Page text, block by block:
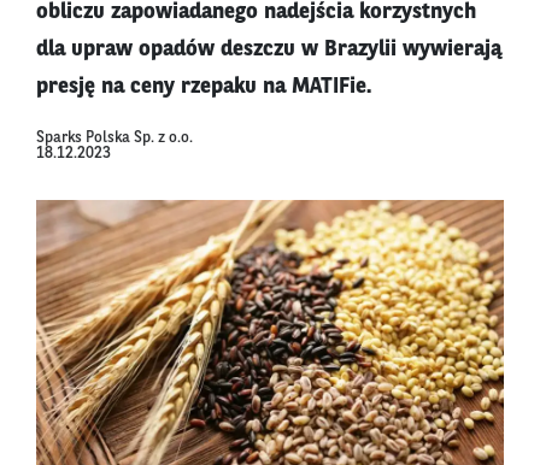
obliczu zapowiadanego nadejścia korzystnych
dla upraw opadów deszczu w Brazylii wywierają
presję na ceny rzepaku na MATIFie.
Sparks Polska Sp. z o.o.
18.12.2023